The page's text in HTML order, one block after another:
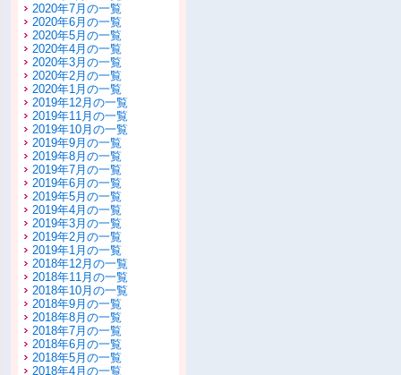
2020年7月の一覧
2020年6月の一覧
2020年5月の一覧
2020年4月の一覧
2020年3月の一覧
2020年2月の一覧
2020年1月の一覧
2019年12月の一覧
2019年11月の一覧
2019年10月の一覧
2019年9月の一覧
2019年8月の一覧
2019年7月の一覧
2019年6月の一覧
2019年5月の一覧
2019年4月の一覧
2019年3月の一覧
2019年2月の一覧
2019年1月の一覧
2018年12月の一覧
2018年11月の一覧
2018年10月の一覧
2018年9月の一覧
2018年8月の一覧
2018年7月の一覧
2018年6月の一覧
2018年5月の一覧
2018年4月の一覧